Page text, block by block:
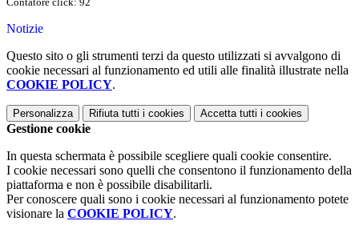
Notizie
Questo sito o gli strumenti terzi da questo utilizzati si avvalgono di
cookie necessari al funzionamento ed utili alle finalità illustrate nella
COOKIE POLICY.
Personalizza Rifiuta tutti i cookies Accetta tutti i cookies
Gestione cookie
In questa schermata è possibile scegliere quali cookie consentire.
I cookie necessari sono quelli che consentono il funzionamento della
piattaforma e non è possibile disabilitarli.
Per conoscere quali sono i cookie necessari al funzionamento potete
visionare la COOKIE POLICY.